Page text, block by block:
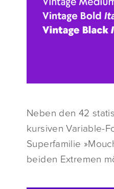
Neben den 42
kursiven Variable-
Superfamilie
beiden Extremen